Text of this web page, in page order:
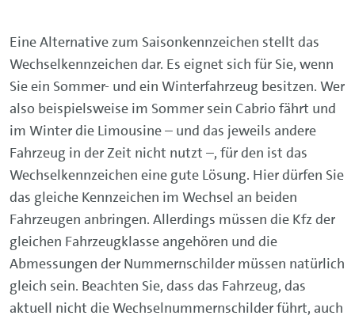
Eine Alternative zum Saisonkennzeichen stellt das
Wechselkennzeichen dar. Es eignet sich für Sie, wenn
Sie ein Sommer- und ein Winterfahrzeug besitzen. Wer
also beispielsweise im Sommer sein Cabrio fährt und
im Winter die Limousine – und das jeweils andere
Fahrzeug in der Zeit nicht nutzt –, für den ist das
Wechselkennzeichen eine gute Lösung. Hier dürfen Sie
das gleiche Kennzeichen im Wechsel an beiden
Fahrzeugen anbringen. Allerdings müssen die Kfz der
gleichen Fahrzeugklasse angehören und die
Abmessungen der Nummernschilder müssen natürlich
gleich sein. Beachten Sie, dass das Fahrzeug, das
aktuell nicht die Wechselnummernschilder führt, auch